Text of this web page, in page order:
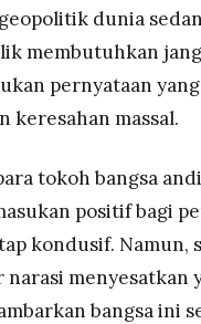
dunia
membutuhkan
pernyataan
keresahan massal.
tokoh bangsa
positif bagi
kondusif. Namun,
menyesatkan
bangsa ini